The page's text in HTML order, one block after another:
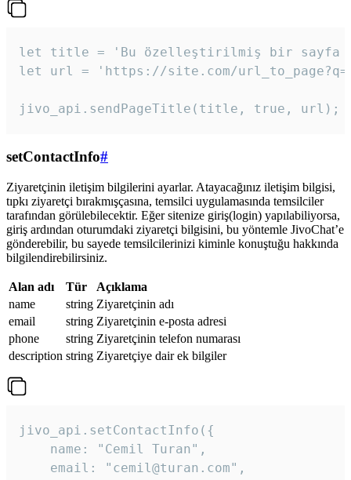
let title = 'Bu özelleştirilmiş bir sayfa
let url = 'https://site.com/
jivo_api.sendPageTitle(title, true, url);
setContactInfo#
Ziyaretçinin iletişim bilgilerini ayarlar. Atayacağınız iletişim bilgisi,
tıpkı ziyaretçi bırakmışçasına, temsilci uygulamasında temsilciler
tarafından görülebilecektir. Eğer sitenize giriş(login) yapılabiliyorsa,
giriş ardından oturumdaki ziyaretçi bilgisini, bu yöntemle JivoChat’e
gönderebilir, bu sayede temsilcilerinizi kiminle konuştuğu hakkında
bilgilendirebilirsiniz.
Alan adı Tür
Açıklama
name
string Ziyaretçinin adı
email
string Ziyaretçinin e-posta adresi
phone
string Ziyaretçinin telefon numarası
description string Ziyaretçiye dair ek bilgiler
jivo_api.setContactInfo({
    name: "Cemil Turan",
    email: "cemil@turan.com",